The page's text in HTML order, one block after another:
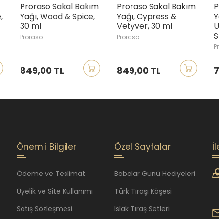
Proraso Sakal Bakım
Yağı, Wood & Spice,
30 ml
Proraso
849,00 TL
Proraso Sakal Bakım
Yağı, Cypress &
Vetyver, 30 ml
Proraso
849,00 TL
Önemli Bilgiler
Ödeme ve Teslimat
Üyelik ve Site Kullanımı
Satış Sözleşmesi
Özel Sayfalar
Babalar Günü Hediyeleri
Türk Tıraşı Köşesi
Islak Tıraş Setleri